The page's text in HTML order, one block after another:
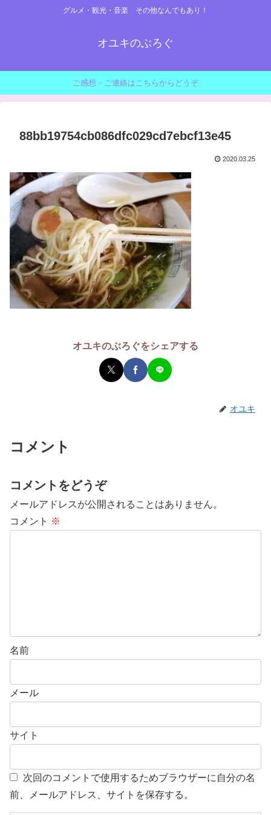
グルメ・観光・音楽 その他なんでもあり！
オユキのぶろぐ
ご感想・ご連絡はこちらからどうぞ
88bb19754cb086dfc029cd7ebcf13e45
2020.03.25
オユキのぶろぐをシェアする
オユキ
コメント
コメントをどうぞ
メールアドレスが公開されることはありません。
コメント ※
名前
メール
サイト
次回のコメントで使用するためブラウザーに自分の名
前、メールアドレス、サイトを保存する。